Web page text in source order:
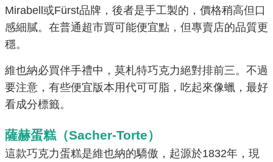
Mirabell或Fürst品牌，後者是手工製的，價格稍高但口
感細膩。在普通超市買可能便宜點，但專賣店的品質更
穩。
維也納必買伴手禮中，莫札特巧克力絕對排前三。不過
要注意，有些便宜版本用代可可脂，吃起來像蠟，最好
看成分標籤。
薩赫蛋糕（Sacher-Torte）
這款巧克力蛋糕是維也納的驕傲，起源於1832年，現